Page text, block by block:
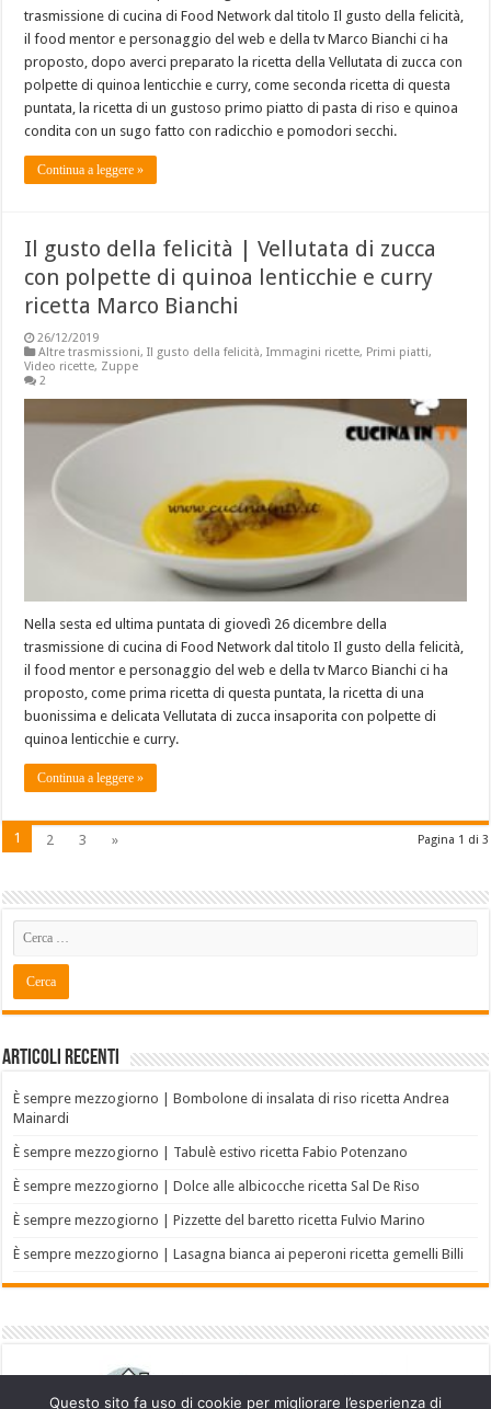
trasmissione di cucina di Food Network dal titolo Il gusto della felicità,
il food mentor e personaggio del web e della tv Marco Bianchi ci ha
proposto, dopo averci preparato la ricetta della Vellutata di zucca con
polpette di quinoa lenticchie e curry, come seconda ricetta di questa
puntata, la ricetta di un gustoso primo piatto di pasta di riso e quinoa
condita con un sugo fatto con radicchio e pomodori secchi.
Continua a leggere »
Il gusto della felicità | Vellutata di zucca
con polpette di quinoa lenticchie e curry
ricetta Marco Bianchi
26/12/2019
Altre trasmissioni,Il gusto della felicità,Immagini ricette, Primi piatti,
Video ricette, Zuppe
2
Nella sesta ed ultima puntata di giovedì 26 dicembre della
trasmissione di cucina di Food Network dal titolo Il gusto della felicità,
il food mentor e personaggio del web e della tv Marco Bianchi ci ha
proposto, come prima ricetta di questa puntata, la ricetta di una
buonissima e delicata Vellutata di zucca insaporita con polpette di
quinoa lenticchie e curry.
Continua a leggere »
Pagina 1 di 3
1 2 3 »
Articoli recenti
È sempre mezzogiorno | Bombolone di insalata di riso ricetta Andrea
Mainardi
È sempre mezzogiorno | Tabulè estivo ricetta Fabio Potenzano
È sempre mezzogiorno | Dolce alle albicocche ricetta Sal De Riso
È sempre mezzogiorno | Pizzette del baretto ricetta Fulvio Marino
È sempre mezzogiorno | Lasagna bianca ai peperoni ricetta gemelli Billi
Questo sito fa uso di cookie per migliorare l’esperienza di